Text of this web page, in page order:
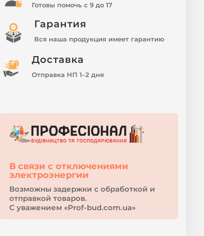
Готовы помочь с 9 до 17
Гарантия
Вся наша продукция имеет гарантию
Доставка
Отправка НП 1–2 дня
В связи с отключениями
электроэнергии
Возможны задержки с обработкой и
отправкой товаров.
С уважением «Prof-bud.com.ua»